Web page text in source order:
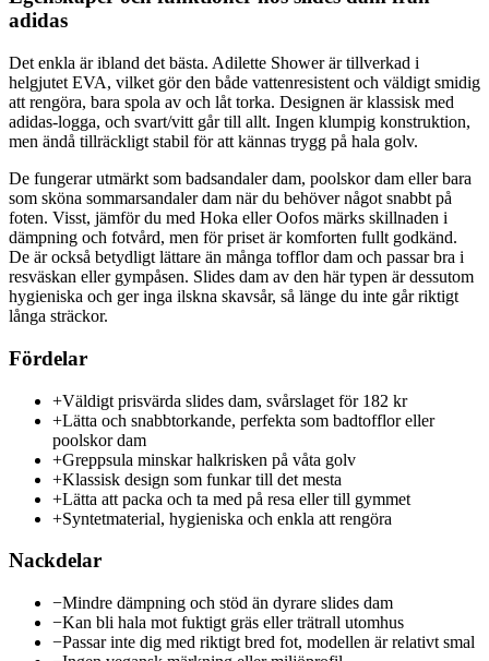
adidas
Det enkla är ibland det bästa. Adilette Shower är tillverkad i
helgjutet EVA, vilket gör den både vattenresistent och väldigt smidig
att rengöra, bara spola av och låt torka. Designen är klassisk med
adidas-logga, och svart/vitt går till allt. Ingen klumpig konstruktion,
men ändå tillräckligt stabil för att kännas trygg på hala golv.
De fungerar utmärkt som badsandaler dam, poolskor dam eller bara
som sköna sommarsandaler dam när du behöver något snabbt på
foten. Visst, jämför du med Hoka eller Oofos märks skillnaden i
dämpning och fotvård, men för priset är komforten fullt godkänd.
De är också betydligt lättare än många tofflor dam och passar bra i
resväskan eller gympåsen. Slides dam av den här typen är dessutom
hygieniska och ger inga ilskna skavsår, så länge du inte går riktigt
långa sträckor.
Fördelar
+Väldigt prisvärda slides dam, svårslaget för 182 kr
+Lätta och snabbtorkande, perfekta som badtofflor eller
poolskor dam
+Greppsula minskar halkrisken på våta golv
+Klassisk design som funkar till det mesta
+Lätta att packa och ta med på resa eller till gymmet
+Syntetmaterial, hygieniska och enkla att rengöra
Nackdelar
−Mindre dämpning och stöd än dyrare slides dam
−Kan bli hala mot fuktigt gräs eller trätrall utomhus
−Passar inte dig med riktigt bred fot, modellen är relativt smal